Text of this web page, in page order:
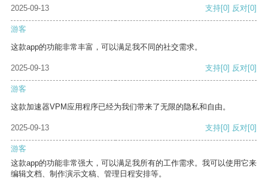
2025-09-13
支持[0] 反对[0]
游客
这款app的功能非常丰富，可以满足我不同的社交需求。
2025-09-13 支持[0] 反对[0]
游客
这款加速器VPM应用程序已经为我们带来了无限的隐私和自由。
2025-09-13 支持[0] 反对[0]
游客
这款app的功能非常强大，可以满足我所有的工作需求。我可以使用它来
编辑文档、制作演示文稿、管理日程安排等。